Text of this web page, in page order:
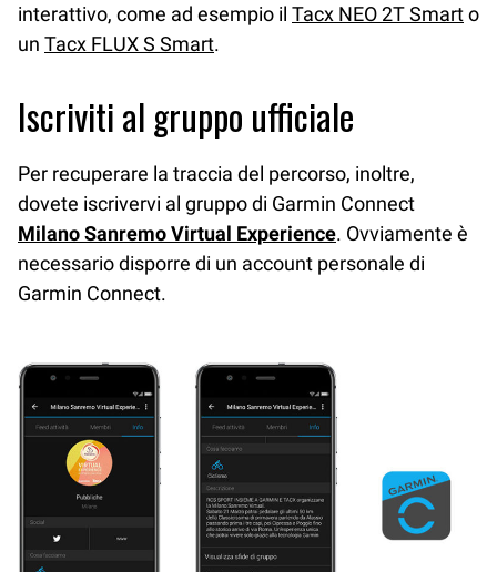
interattivo, come ad esempio il Tacx NEO 2T Smarto
un Tacx FLUX S Smart.
Iscriviti al gruppo ufficiale
Per recuperare la traccia del percorso, inoltre,
dovete iscrivervi al gruppo di Garmin Connect
Milano Sanremo Virtual Experience. Ovviamente è
necessario disporre di un account personale di
Garmin Connect.